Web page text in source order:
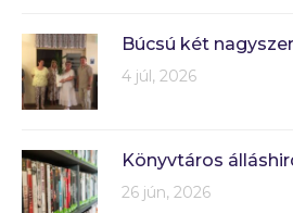
Búcsú két
4 júl, 2026
Könyvtáros
26 jún, 2026